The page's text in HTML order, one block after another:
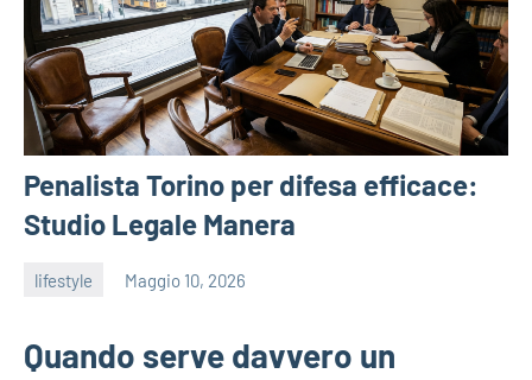
Penalista Torino per difesa efficace:
Studio Legale Manera
lifestyle Maggio 10, 2026
Quando serve davvero un